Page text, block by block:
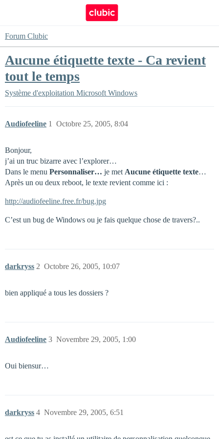
Forum Clubic
Aucune étiquette texte - Ca revient
tout le temps
Système d'exploitation Microsoft Windows
Audiofeeline Octobre 25, 2005, 8:04
1
Bonjour,
j’ai un truc bizarre avec l’explorer…
Dans le menu Personnaliser… je met Aucune étiquette texte…
Après un ou deux reboot, le texte revient comme ici :
http://audiofeeline.free.fr/bug.jpg
C’est un bug de Windows ou je fais quelque chose de travers?..
darkryss Octobre 26, 2005, 10:07
2
bien appliqué a tous les dossiers ?
Audiofeeline Novembre 29, 2005, 1:00
3
Oui biensur…
darkryss Novembre 29, 2005, 6:51
4